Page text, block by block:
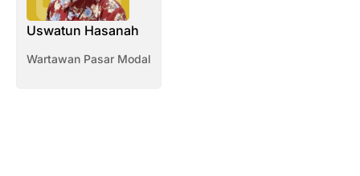
Uswatun Hasanah
Wartawan Pasar Modal